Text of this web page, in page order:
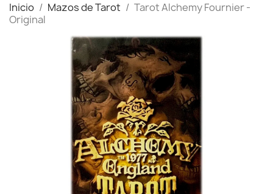
Inicio Mazos de Tarot
Tarot Alchemy Fournier -
Original